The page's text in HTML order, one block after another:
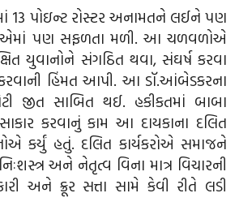
13 પોઇન્ટ રોસ્ટર અનામતને લઈને પણ
પણ સફળતા મળી. આ ચળવળોએ
યુવાનોને સંગઠિત થવા, સંઘર્ષ કરવા
હિંમત આપી. આ ડૉ.આંબેડકરના
જીત સાબિત થઈ. હકીકતમાં બાબા
કરવાનું કામ આ દાયકાના દલિત
કર્યું હતું. દલિત કાર્યકરોએ સમાજને
અને નેતૃત્વ વિના માત્ર વિચારની
અને ક્રૂર સત્તા સામે કેવી રીતે લડી